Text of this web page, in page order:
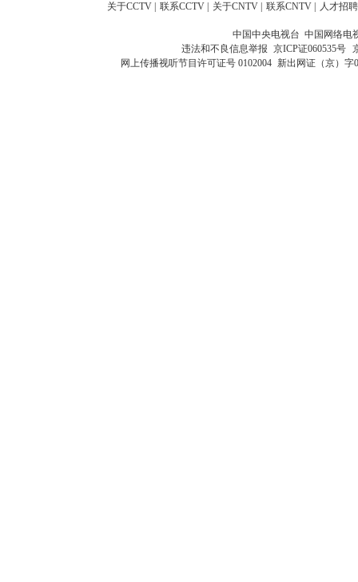
关于CCTV 联系CCTV 关于CNTV 联系CNTV 人才招聘
中国中央电视台 中国网络电
违法和不良信息举报 京ICP证060535号
网上传播视听节目许可证号 0102004 新出网证（京）